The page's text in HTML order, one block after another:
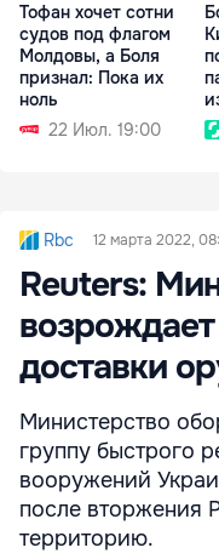
Тофан хочет сотни
судов под флагом
Молдовы, а Боля
признал: Пока их
ноль
22 Июл. 19:00
Rbc 12 марта 2022,
Reuters:
доставки
Министерство
группу быстрого
вооружений
после вторжения
территорию.